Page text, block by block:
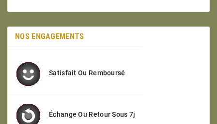
NOS ENGAGEMENTS
Satisfait Ou Remboursé
Échange Ou Retour Sous 7j